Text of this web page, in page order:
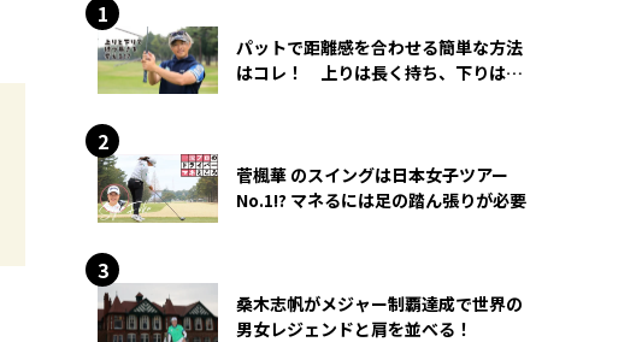
パットで距離感を合わせる簡単な方法
はコレ！ 上りは長く持ち、下りは短
菅楓華 のスイングは日本女子ツアー
No.1!? マネるには足の踏ん張りが必要
桑木志帆がメジャー制覇達成で世界の
男女レジェンドと肩を並べる！